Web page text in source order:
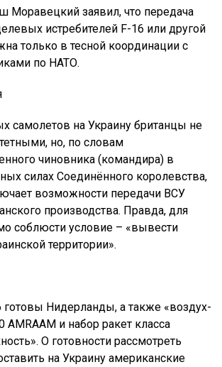
Моравецкий заявил, что передача
истребителей F-16 или другой
только в тесной координации с
по НАТО.
самолетов на Украину британцы не
но, по словам
чиновника (командира) в
силах Соединённого королевства,
возможности передачи ВСУ
производства. Правда, для
соблюсти условие – «вывести
территории».
готовы Нидерланды, а также «воздух-
AMRAAM и набор ракет класса
О готовности рассмотреть
на Украину американские